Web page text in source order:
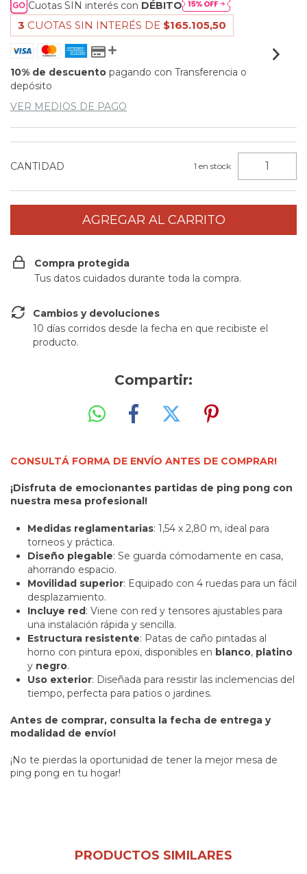
Cuotas SIN interés con DÉBITO
3 CUOTAS SIN INTERÉS DE $165.105,50
10% de descuento pagando con Transferencia o
depósito
VER MEDIOS DE PAGO
CANTIDAD 1 en stock
Compra protegida
Tus datos cuidados durante toda la compra.
Cambios y devoluciones
10 días corridos desde la fecha en que recibiste el
producto.
Compartir:
CONSULTÁ FORMA DE ENVÍO ANTES DE COMPRAR!
¡Disfruta de emocionantes partidas de ping pong con
nuestra mesa profesional!
Medidas reglamentarias: 1,54 x 2,80 m, ideal para
torneos y práctica.
Diseño plegable: Se guarda cómodamente en casa,
ahorrando espacio.
Movilidad superior: Equipado con 4 ruedas para un fácil
desplazamiento.
Incluye red: Viene con red y tensores ajustables para
una instalación rápida y sencilla.
Estructura resistente: Patas de caño pintadas al
horno con pintura epoxi, disponibles en blanco, platino
y negro.
Uso exterior: Diseñada para resistir las inclemencias del
tiempo, perfecta para patios o jardines.
Antes de comprar, consulta la fecha de entrega y
modalidad de envío!
¡No te pierdas la oportunidad de tener la mejor mesa de
ping pong en tu hogar!
PRODUCTOS SIMILARES